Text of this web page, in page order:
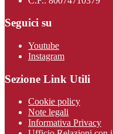
Seguici su
Youtube
Instagram
Sezione Link Utili
Cookie policy
Note legali
Informativa Privacy